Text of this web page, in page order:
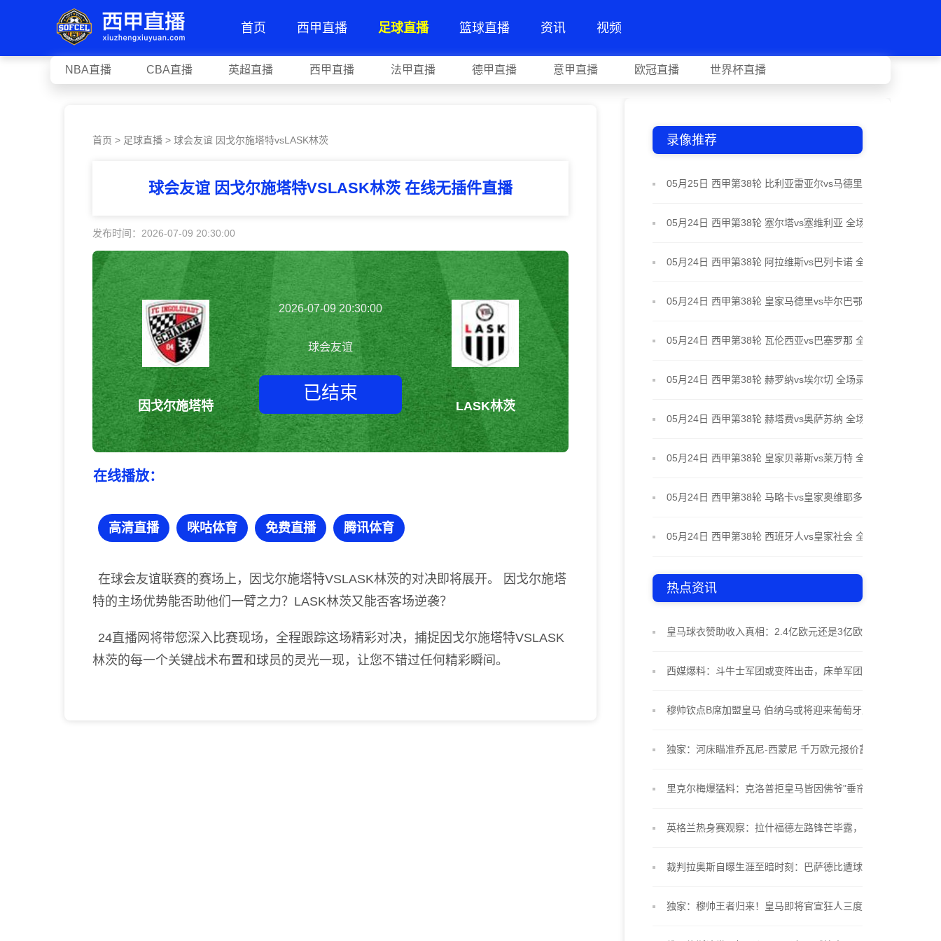
首页 西甲直播 足球直播 篮球直播 资讯 视频
NBA直播 CBA直播 英超直播 西甲直播 法甲直播 德甲直播 意甲直播 欧冠直播 世界杯直播
首页 > 足球直播 > 球会友谊 因戈尔施塔特vsLASK林茨
球会友谊 因戈尔施塔特VSLASK林茨 在线无插件直播
发布时间：2026-07-09 20:30:00
因戈尔施塔特
2026-07-09 20:30:00
球会友谊
已结束
LASK林茨
在线播放：
高清直播 咪咕体育 免费直播 腾讯体育
在球会友谊联赛的赛场上，因戈尔施塔特VSLASK林茨的对决即将展开。 因戈尔施塔
特的主场优势能否助他们一臂之力？LASK林茨又能否客场逆袭？
24直播网将带您深入比赛现场，全程跟踪这场精彩对决，捕捉因戈尔施塔特VSLASK
林茨的每一个关键战术布置和球员的灵光一现，让您不错过任何精彩瞬间。
录像推荐
05月25日 西甲第38轮 比利亚雷亚尔vs马德里竞技 全
05月24日 西甲第38轮 塞尔塔vs塞维利亚 全场录像
05月24日 西甲第38轮 阿拉维斯vs巴列卡诺 全场录像
05月24日 西甲第38轮 皇家马德里vs毕尔巴鄂竞技 全
05月24日 西甲第38轮 瓦伦西亚vs巴塞罗那 全场录像
05月24日 西甲第38轮 赫罗纳vs埃尔切 全场录像
05月24日 西甲第38轮 赫塔费vs奥萨苏纳 全场录像
05月24日 西甲第38轮 皇家贝蒂斯vs莱万特 全场录像
05月24日 西甲第38轮 马略卡vs皇家奥维耶多 全场录
05月24日 西甲第38轮 西班牙人vs皇家社会 全场录像
热点资讯
皇马球衣赞助收入真相：2.4亿欧元还是3亿欧元？
西媒爆料：斗牛士军团或变阵出击，床单军团锁定"小
穆帅钦点B席加盟皇马 伯纳乌或将迎来葡萄牙双星联
独家：河床瞄准乔瓦尼-西蒙尼 千万欧元报价蓄势待
里克尔梅爆猛料：克洛普拒皇马皆因佛爷"垂帘听政"
英格兰热身赛观察：拉什福德左路锋芒毕露，贝林厄
裁判拉奥斯自曝生涯至暗时刻：巴萨德比遭球员言语
独家：穆帅王者归来！皇马即将官宣狂人三度执掌银